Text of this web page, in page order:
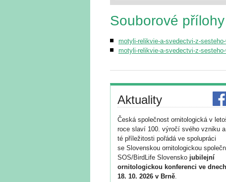
Souborové přílohy
motyli-relikvie-a-svedectvi-z-
motyli-relikvie-a-svedectvi-z-
Aktuality
Česká společnost ornitologická v
roce slaví 100. výročí svého vzniku a
té příležitosti pořádá ve spolupráci
se Slovenskou ornitologickou
SOS/BirdLife Slovensko jubilejní
ornitologickou konferenci ve
18. 10. 2026 v Brně.